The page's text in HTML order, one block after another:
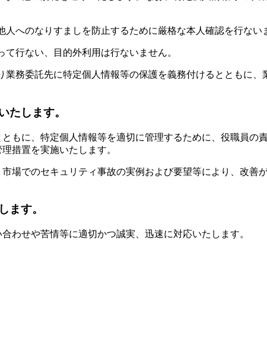
へのなりすましを防止するために厳格な本人確認を行ない
行ない、目的外利用は行ないません。
務委託先に特定個人情報等の保護を義務付けるとともに
たします。
もに、特定個人情報等を適切に管理するために、役職員の
措置を実施いたします。
場でのセキュリティ事故の実例および要望等により、改善
ます。
わせや苦情等に適切かつ誠実、迅速に対応いたします。